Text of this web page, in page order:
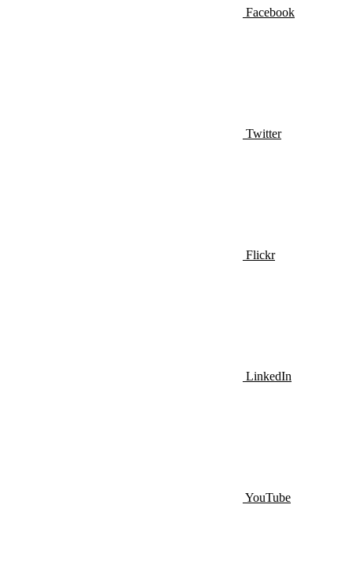
Facebook
Twitter
Flickr
LinkedIn
YouTube